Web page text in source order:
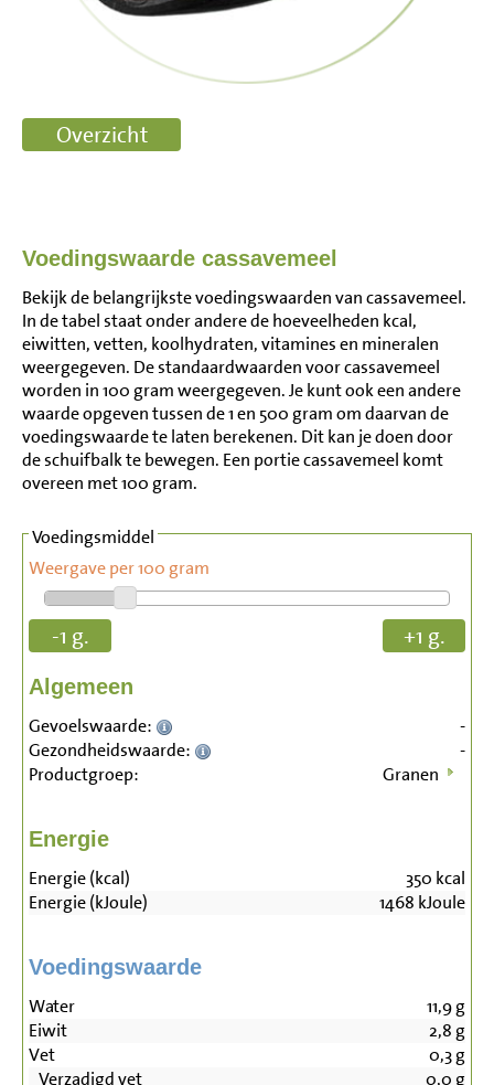
Voedingswaarde cassavemeel
Bekijk de belangrijkste voedingswaarden van cassavemeel.
In de tabel staat onder andere de hoeveelheden kcal,
eiwitten, vetten, koolhydraten, vitamines en mineralen
weergegeven. De standaardwaarden voor cassavemeel
worden in 100 gram weergegeven. Je kunt ook een andere
waarde opgeven tussen de 1 en 500 gram om daarvan de
voedingswaarde te laten berekenen. Dit kan je doen door
de schuifbalk te bewegen. Een portie cassavemeel komt
overeen met 100 gram.
Voedingsmiddel
Weergave per 100 gram
-1 g. +1 g.
Algemeen
Gevoelswaarde:
-
Gezondheidswaarde:
-
Productgroep:
Granen
Energie
Energie (kcal) 350 kcal
Energie (kJoule)
1468 kJoule
Voedingswaarde
Water 11,9g
Eiwit
2,8 g
Vet
0,3g
Verzadigd vet
0,0 g